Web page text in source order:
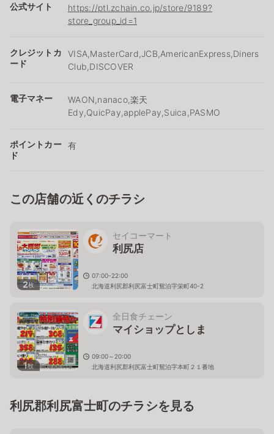
公式サイト
https://ptl.zchain.co.jp/store/9189?
store_group_id=1
クレジットカ
ード
VISA,MasterCard,JCB,AmericanExpress,Diners
Club,DISCOVER
電子マネー
WAON,nanaco,楽天
Edy,QuicPay,applePay,Suica,PASMO
ポイントカー
ド
有
この店舗の近くのチラシ
2枚
セイコーマート
利尻店
07:00-22:00
北海道利尻郡利尻富士町鴛泊字栄町40-2
1枚
全日食チェーン
マイショップとしま
09:00～20:00
北海道利尻郡利尻富士町鴛泊字本町２１番地
利尻郡利尻富士町のチラシを見る